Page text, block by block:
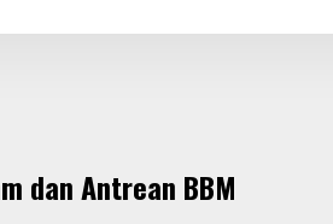
dan Antrean BBM